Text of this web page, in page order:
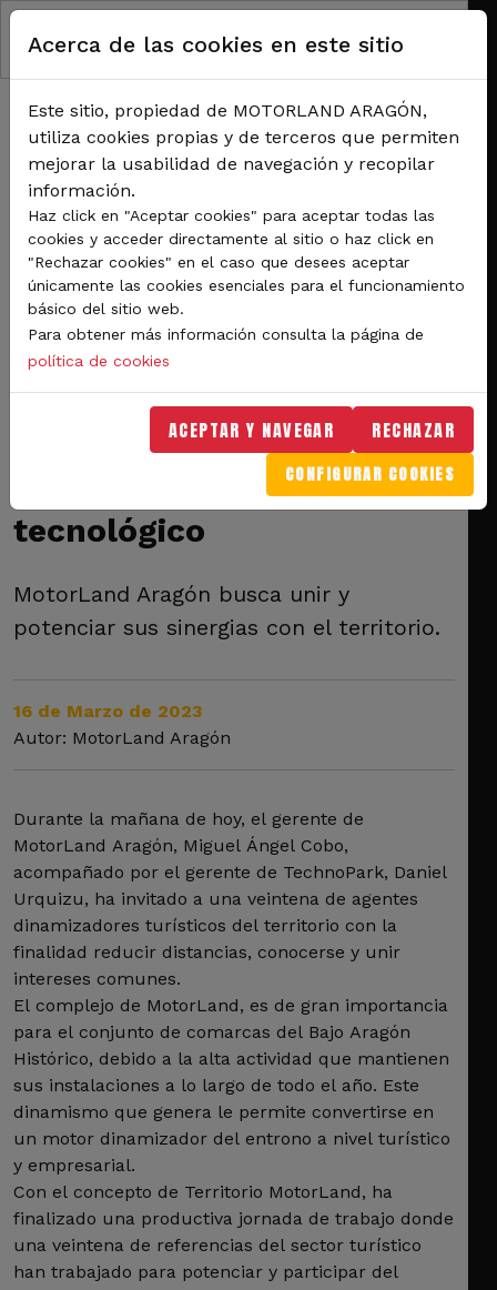
Pasar al contenido principal
RUTA DE NAVEGACIÓN
Territorio MotorLand el nuevo impulso que busca potenciar el turismo de las
comarcas con el complejo deportivo-tecnológico
Territorio MotorLand el
nuevo impulso que busca
potenciar el turismo de
las comarcas con el
complejo deportivo-
tecnológico
MotorLand Aragón busca unir y
potenciar sus sinergias con el territorio.
16 de Marzo de 2023
Autor: MotorLand Aragón
Durante la mañana de hoy, el gerente de
MotorLand Aragón, Miguel Ángel Cobo,
acompañado por el gerente de TechnoPark, Daniel
Urquizu, ha invitado a una veintena de agentes
dinamizadores turísticos del territorio con la
finalidad reducir distancias, conocerse y unir
intereses comunes.
El complejo de MotorLand, es de gran importancia
para el conjunto de comarcas del Bajo Aragón
Histórico, debido a la alta actividad que mantienen
sus instalaciones a lo largo de todo el año. Este
dinamismo que genera le permite convertirse en
un motor dinamizador del entrono a nivel turístico
y empresarial.
Con el concepto de Territorio MotorLand, ha
finalizado una productiva jornada de trabajo donde
una veintena de referencias del sector turístico
han trabajado para potenciar y participar del
Acerca de las cookies en este sitio
Este sitio, propiedad de MOTORLAND ARAGÓN,
utiliza cookies propias y de terceros que permiten
mejorar la usabilidad de navegación y recopilar
información.
Haz click en "Aceptar cookies" para aceptar todas las
cookies y acceder directamente al sitio o haz click en
"Rechazar cookies" en el caso que desees aceptar
únicamente las cookies esenciales para el funcionamiento
básico del sitio web.
Para obtener más información consulta la página de
política de cookies
ACEPTAR Y NAVEGAR RECHAZAR
CONFIGURAR COOKIES